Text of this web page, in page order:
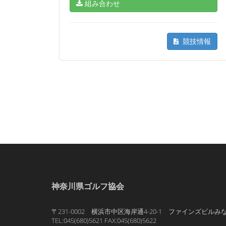
組み合わせ
競技情報
神奈川県ゴルフ協会
〒231-0002 横浜市中区海岸通4-20-1 ファインズビルみ
TEL:045(680)5621 FAX:045(680)5622